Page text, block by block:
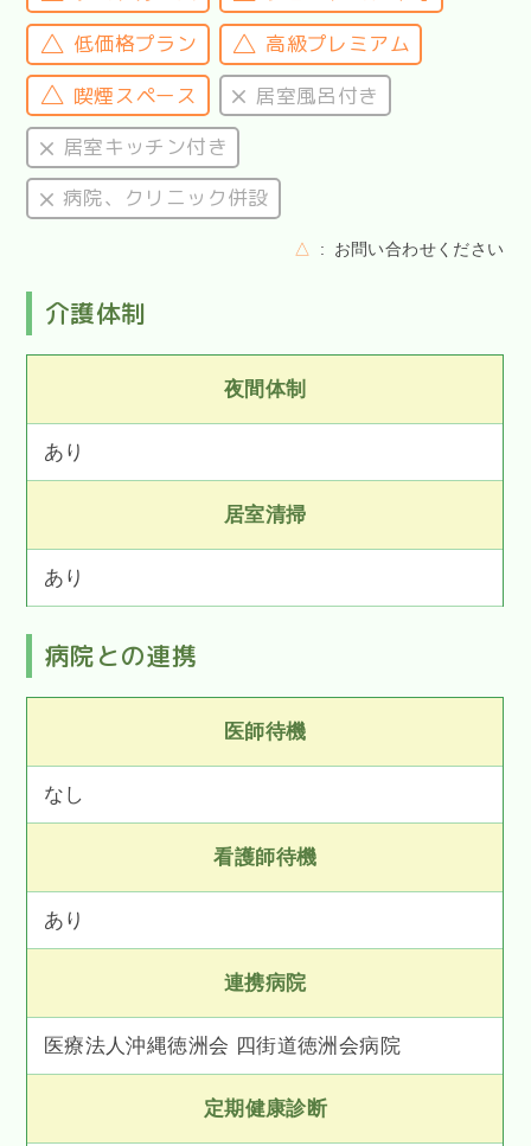
低価格プラン
高級プレミアム
喫煙スペース
居室風呂付き
居室キッチン付き
病院、クリニック併設
△ お問い合わせください
介護体制
夜間体制
あり
居室清掃
あり
病院との連携
医師待機
なし
看護師待機
あり
連携病院
医療法人沖縄徳洲会 四街道徳洲会病院
定期健康診断